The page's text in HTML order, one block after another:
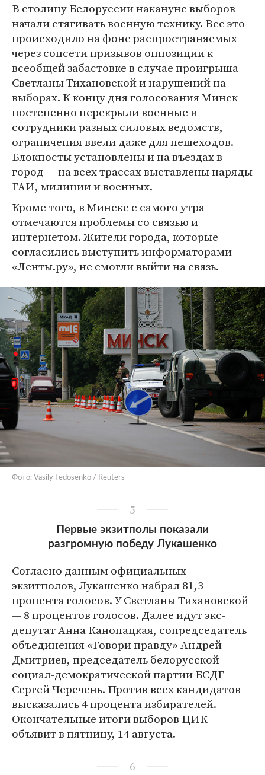
В столицу Белоруссии накануне выборов
начали стягивать военную технику. Все это
происходило на фоне распространяемых
через соцсети призывов оппозиции к
всеобщей забастовке в случае проигрыша
Светланы Тихановской и нарушений на
выборах. К концу дня голосования Минск
постепенно перекрыли военные и
сотрудники разных силовых ведомств,
ограничения ввели даже для пешеходов.
Блокпосты установлены и на въездах в
город — на всех трассах выставлены наряды
ГАИ, милиции и военных.
Кроме того, в Минске с самого утра
отмечаются проблемы со связью и
интернетом. Жители города, которые
согласились выступить информаторами
«Ленты.ру», не смогли выйти на связь.
Фото: Vasily Fedosenko / Reuters
5
Первые экзитполы показали
разгромную победу Лукашенко
Согласно данным официальных
экзитполов, Лукашенко набрал 81,3
процента голосов. У Светланы Тихановской
— 8 процентов голосов. Далее идут экс-
депутат Анна Канопацкая, сопредседатель
объединения «Говори правду» Андрей
Дмитриев, председатель белорусской
социал-демократической партии БСДГ
Сергей Черечень. Против всех кандидатов
высказались 4 процента избирателей.
Окончательные итоги выборов ЦИК
объявит в пятницу, 14 августа.
6